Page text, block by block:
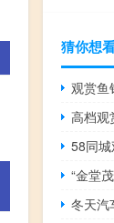
猜你想
高档观
“金堂
冬天汽